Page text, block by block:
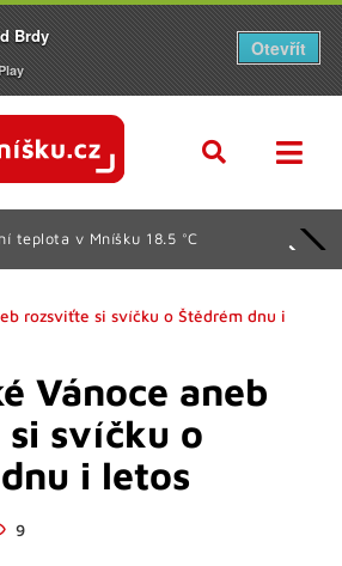
teplota v Mníšku 18.5 °C
rozsviťte si svíčku o Štědrém dnu i
Vánoce aneb
svíčku o
i letos
9
Brdy
Otevřít